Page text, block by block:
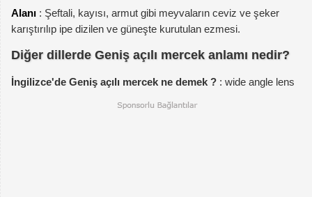
Alanı : Şeftali, kayısı, armut gibi meyvaların ceviz ve şeker
karıştırılıp ipe dizilen ve güneşte kurutulan ezmesi.
Diğer dillerde Geniş açılı mercek anlamı nedir?
İngilizce'de Geniş açılı mercek ne demek ? : wide angle lens